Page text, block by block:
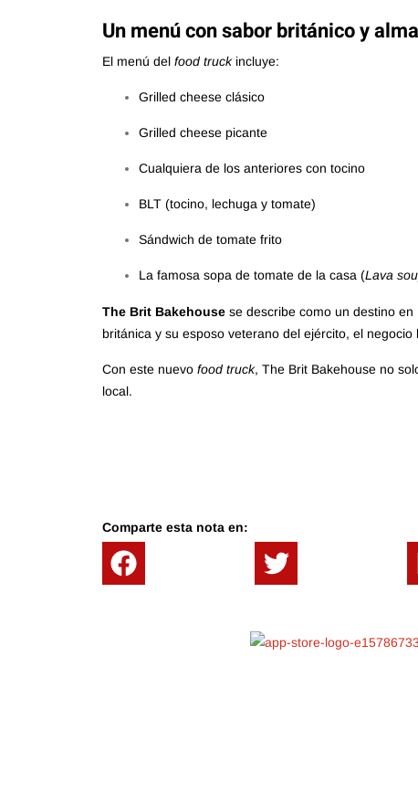
Un menú con sabor británico y
El menú del food truckincluye:
Grilled cheese clásico
Grilled cheese picante
Cualquiera de los anteriores con tocino
BLT (tocino, lechuga y tomate)
Sándwich de tomate frito
La famosa sopa de tomate de la casa (Lava
The Brit Bakehouse se describe como un destino
británica y su esposo veterano del ejército, el
Con este nuevo food truck, The Brit Bakehouse no
local.
Comparte esta nota en: